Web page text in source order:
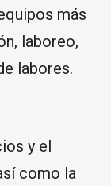
más
laboreo,
labores.
y el
como la